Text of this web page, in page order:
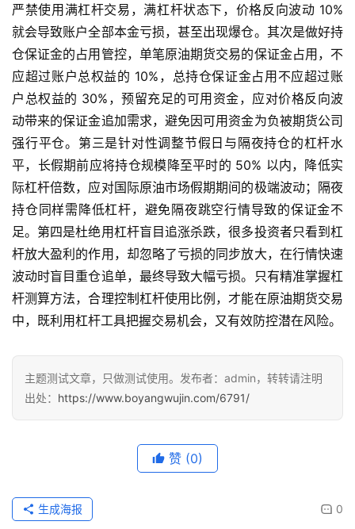
黄
金
期
货
严禁使用满杠杆交易，满杠杆状态下，价格反向波动 10%
就会导致账户全部本金亏损，甚至出现爆仓。其次是做好持
仓保证金的占用管控，单笔原油期货交易的保证金占用，不
应超过账户总权益的 10%，总持仓保证金占用不应超过账
户总权益的 30%，预留充足的可用资金，应对价格反向波
动带来的保证金追加需求，避免因可用资金为负被期货公司
强行平仓。第三是针对性调整节假日与隔夜持仓的杠杆水
平，长假期前应将持仓规模降至平时的 50% 以内，降低实
际杠杆倍数，应对国际原油市场假期期间的极端波动；隔夜
持仓同样需降低杠杆，避免隔夜跳空行情导致的保证金不
足。第四是杜绝用杠杆盲目追涨杀跌，很多投资者只看到杠
杆放大盈利的作用，却忽略了亏损的同步放大，在行情快速
波动时盲目重仓追单，最终导致大幅亏损。只有精准掌握杠
杆测算方法，合理控制杠杆使用比例，才能在原油期货交易
中，既利用杠杆工具把握交易机会，又有效防控潜在风险。
主题测试文章，只做测试使用。发布者：admin，转转请注明
出处： https://www.boyangwujin.com/6791/
赞 (0)
0
生成海报